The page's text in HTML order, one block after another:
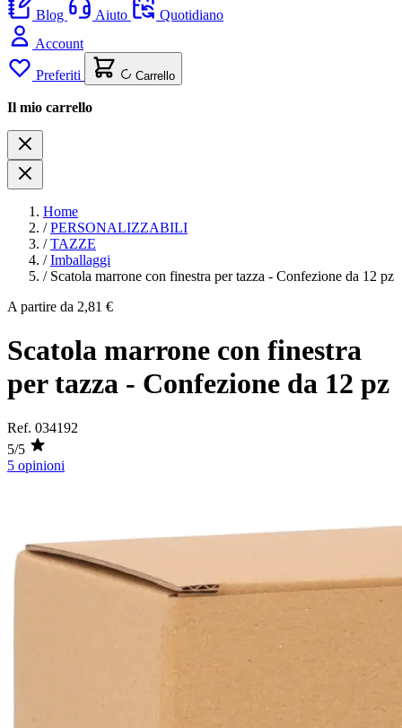
Blog
Aiuto
Quotidiano
Account
Preferiti Carrello
Il mio carrello
Home
/ PERSONALIZZABILI
/ TAZZE
/ Imballaggi
/ Scatola marrone con finestra per tazza - Confezione da 12 pz
A partire da 2,81 €
Scatola marrone con finestra
per tazza - Confezione da 12 pz
Ref. 034192
5/5
5 opinioni